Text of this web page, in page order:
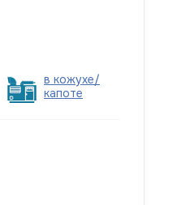
в кожухе/
капоте